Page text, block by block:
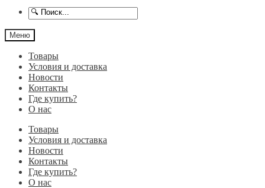
Меню
Товары
Условия и доставка
Новости
Контакты
Где купить?
О нас
Товары
Условия и доставка
Новости
Контакты
Где купить?
О нас